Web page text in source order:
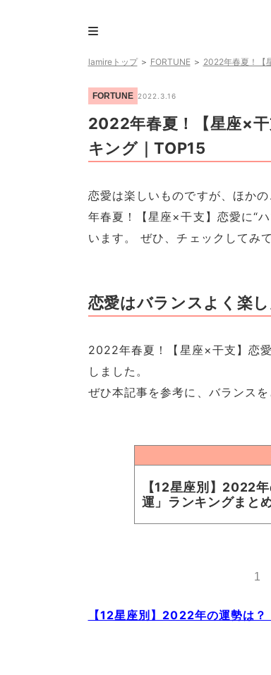
lamireトップ＞ FORTUNE＞ 2022年春夏！【
FORTUNE 2022.3.16
2022年春夏！【星座×
キング｜TOP15
恋愛は楽しいものですが、ほか
年春夏！【星座×干支】恋愛に“
います。 ぜひ、チェックしてみ
恋愛はバランスよく楽し
2022年春夏！【星座×干支】恋
しました。
ぜひ本記事を参考に、バランス
【12星座別】2022
運」ランキングまと
1
【12星座別】2022年の運勢は